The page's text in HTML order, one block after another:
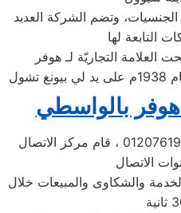
وتضم الشركة العديد
بالواسطي
من خلال رقم الاتصال 01207619993 ، قام مركز الاتصال
الاتصال
والشكاوى والمبيعات خلال